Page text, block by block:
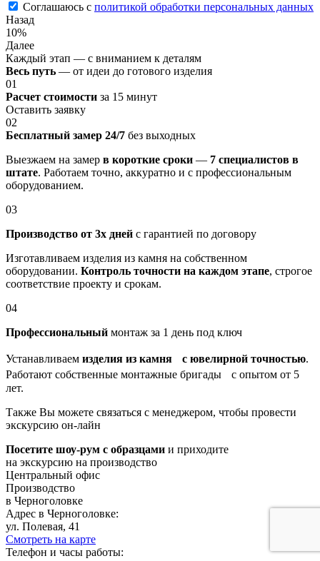
Соглашаюсь с политикой обработки персональных данных
Назад
10%
Далее
Каждый этап — с вниманием к деталям
Весь путь — от идеи до готового изделия
01
Расчет стоимости за 15 минут
Оставить заявку
02
Бесплатный замер 24/7 без выходных
Выезжаем на замер в короткие сроки — 7 специалистов в
штате. Работаем точно, аккуратно и с профессиональным
оборудованием.
03
Производство от 3х дней с гарантией по договору
Изготавливаем изделия из камня на собственном
оборудовании. Контроль точности на каждом этапе, строгое
соответствие проекту и срокам.
04
Профессиональный монтаж за 1 день под ключ
Устанавливаем изделия из камня с ювелирной точностью.
Работают собственные монтажные бригады с опытом от 5
лет.
Также Вы можете связаться с менеджером, чтобы провести
экскурсию он-лайн
Посетите шоу-рум с образцами и приходите
на экскурсию на производство
Центральный офис
Производство
в Черноголовке
Адрес в Черноголовке:
ул. Полевая, 41
Смотреть на карте
Телефон и часы работы: